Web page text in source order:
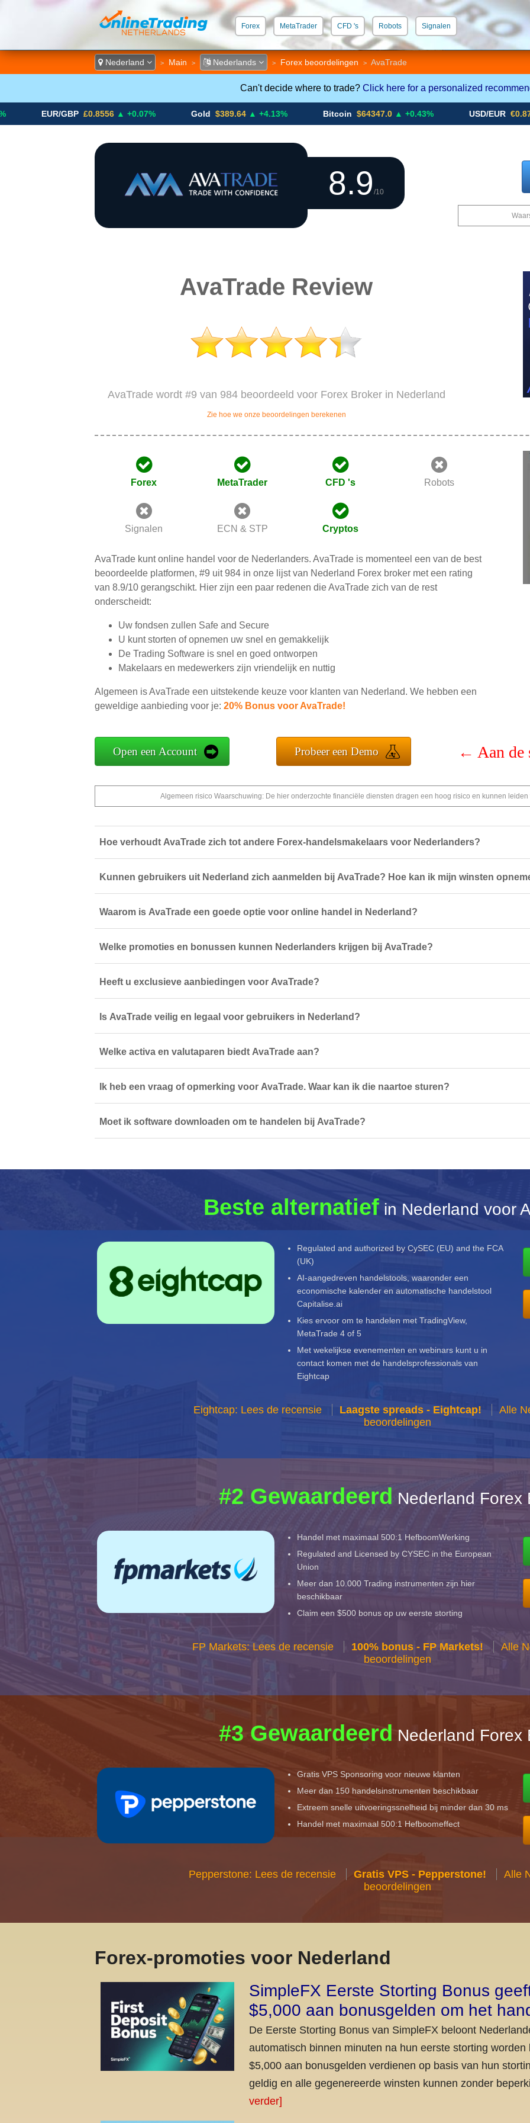
Forex MetaTrader CFD 's Robots Signalen
ECN & STP Cryptos
Nederland > Main > Nederlands > Forex beoordelingen > AvaTrade
Can't decide where to trade? Click here for a personalized
EUR/GBP £0.8556 ▲ +0.07% $389.64 ▲ +4.13% $64347.0 ▲ +0.43% USD/EUR €0.8793 ▼
8.9 /10
AvaTrade Review
AvaTrade wordt #9 van 984 beoordeeld voor Forex Broker in Nederland
Zie hoe we onze beoordelingen berekenen
Forex MetaTrader CFD 's Robots
Signalen ECN & STP Cryptos
AvaTrade kunt online handel voor de Nederlanders. AvaTrade is momenteel een van de best
beoordeelde platformen, #9 uit 984 in onze lijst van Nederland Forex broker met een rating
van 8.9/10 gerangschikt. Hier zijn een paar redenen die AvaTrade zich van de rest
onderscheidt:
Uw fondsen zullen Safe and Secure
U kunt storten of opnemen uw snel en gemakkelijk
De Trading Software is snel en goed ontworpen
Makelaars en medewerkers zijn vriendelijk en nuttig
Algemeen is AvaTrade een uitstekende keuze voor klanten van Nederland. We hebben een
geweldige aanbieding voor je: 20% Bonus voor AvaTrade!
Open een Account Probeer een Demo ← Aan de
Algemeen risico Waarschuwing: De hier onderzochte financiële diensten dragen een hoog risico en kunnen
Hoe verhoudt AvaTrade zich tot andere Forex-handelsmakelaars voor Nederlanders?
Kunnen gebruikers uit Nederland zich aanmelden bij AvaTrade? Hoe kan ik mijn winsten
Waarom is AvaTrade een goede optie voor online handel in Nederland?
Welke promoties en bonussen kunnen Nederlanders krijgen bij AvaTrade?
Heeft u exclusieve aanbiedingen voor AvaTrade?
Is AvaTrade veilig en legaal voor gebruikers in Nederland?
Welke activa en valutaparen biedt AvaTrade aan?
Ik heb een vraag of opmerking voor AvaTrade. Waar kan ik die naartoe sturen?
Moet ik software downloaden om te handelen bij AvaTrade?
Beste alternatief in Nederland voor
Regulated and authorized by CySEC (EU) and the FCA
(UK)
AI-aangedreven handelstools, waaronder een
economische kalender en automatische handelstool
Capitalise.ai
Kies ervoor om te handelen met TradingView,
MetaTrade 4 of 5
Met wekelijkse evenementen en webinars kunt u in
contact komen met de handelsprofessionals van
Eightcap
Eightcap: Lees de recensie Laagste spreads - Eightcap!
Alle
beoordelingen
#2 Gewaardeerd Nederland Forex
Handel met maximaal 500:1 HefboomWerking
Regulated and Licensed by CYSEC in the European
Union
Meer dan 10.000 Trading instrumenten zijn hier
beschikbaar
Claim een $500 bonus op uw eerste storting
FP Markets: Lees de recensie 100% bonus - FP Markets!
Alle
beoordelingen
#3 Gewaardeerd Nederland Forex
Gratis VPS Sponsoring voor nieuwe klanten
Meer dan 150 handelsinstrumenten beschikbaar
Extreem snelle uitvoeringssnelheid bij minder dan 30 ms
Handel met maximaal 500:1 Hefboomeffect
Pepperstone: Lees de recensie Gratis VPS - Pepperstone!
Alle
beoordelingen
Forex-promoties voor Nederland
SimpleFX Eerste Storting Bonus
$5,000 aan bonusgelden om het
De Eerste Storting Bonus van SimpleFX beloont
automatisch binnen minuten na hun eerste storting
$5,000 aan bonusgelden verdienen op basis van hun
geldig en alle gegenereerde winsten kunnen zonder
verder]